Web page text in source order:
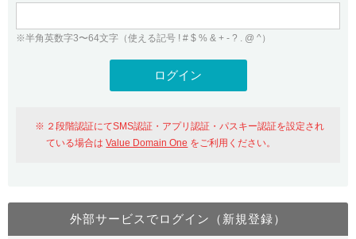
WHOIS検索
Value Domainにログイン
おすすめ One レンタルサーバーを含む最新の機能を使う方
Value Domain Oneにログイン
※半角英数字3〜64文字（使える記号 ! # $ % & + - ? . @ ^）
２段階認証にてSMS認証・アプリ認証・パスキー認証を設定され
ている場合はValue Domain One をご利用ください。
外部サービスでログイン（新規登録）